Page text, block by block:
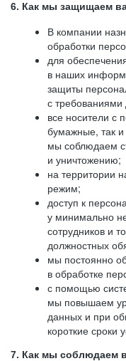
6. Как мы защищаем
В компании
обработки
для
в наших
защиты
с требованиями
все носители с
бумажные, так и
мы соблюдаем
и уничтожению;
на территории
режим;
доступ к
у минимально
сотрудников и
должностных
мы постоянно
в обработке
с помощью
мы повышаем
данных и при
короткие сроки
7. Как мы соблюдаем